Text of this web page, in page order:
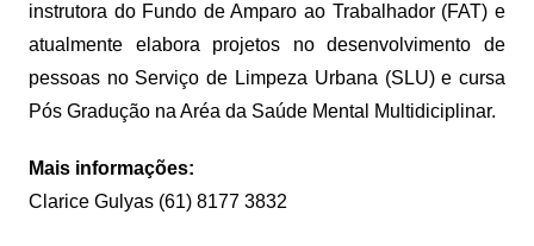
instrutora do Fundo de Amparo ao Trabalhador (FAT) e
atualmente elabora projetos no desenvolvimento de
pessoas no Serviço de Limpeza Urbana (SLU) e cursa
Pós Gradução na Aréa da Saúde Mental Multidiciplinar.
Mais informações:
Clarice Gulyas (61) 8177 3832